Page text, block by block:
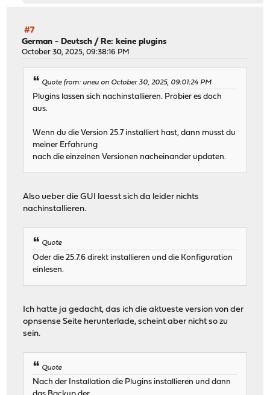
#7
German - Deutsch / Re: keine plugins
October 30, 2025, 09:38:16 PM
Quote from: uneu on October 30, 2025, 09:01:24 PM
Plugins lassen sich nachinstallieren. Probier es doch
aus.
Wenn du die Version 25.7 installiert hast, dann musst du
meiner Erfahrung
nach die einzelnen Versionen nacheinander updaten.
Also ueber die GUI laesst sich da leider nichts
nachinstallieren.
Quote
Oder die 25.7.6 direkt installieren und die Konfiguration
einlesen.
Ich hatte ja gedacht, das ich die aktueste version von der
opnsense Seite herunterlade, scheint aber nicht so zu
sein.
Quote
Nach der Installation die Plugins installieren und dann